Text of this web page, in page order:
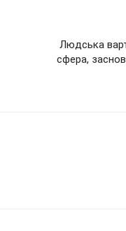
Людська
сфера,